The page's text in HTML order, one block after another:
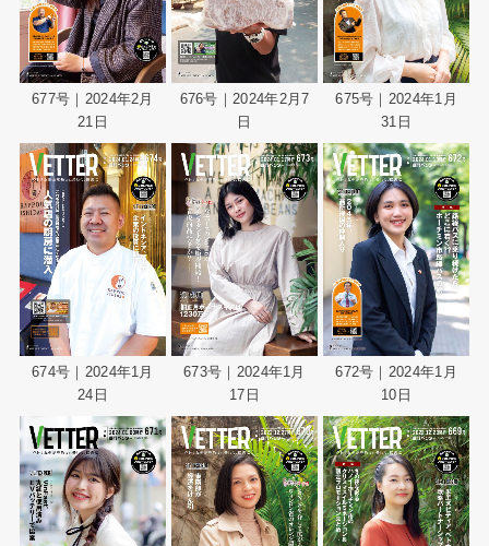
677号｜2024年2月
21日
676号｜2024年2月7
日
675号｜2024年1月
31日
674号｜2024年1月
24日
673号｜2024年1月
17日
672号｜2024年1月
10日